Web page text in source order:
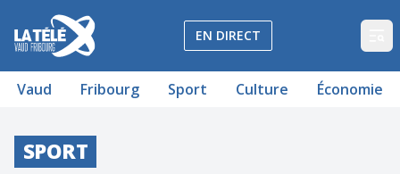
La Télé - Télévision régionale Vaud et Fribourg
EN DIRECT
Vaud Fribourg Sport Culture Économie
SPORT